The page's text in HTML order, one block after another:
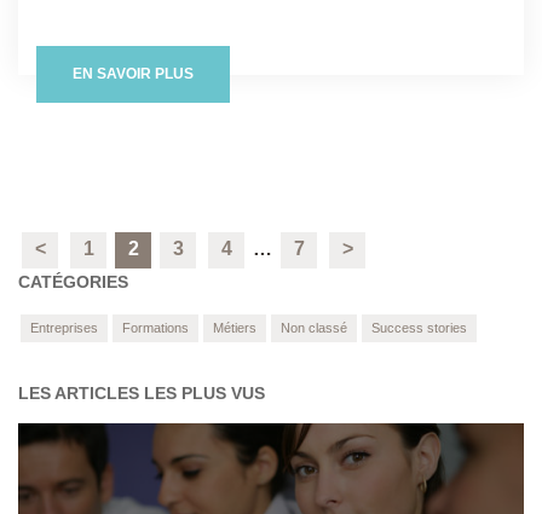
EN SAVOIR PLUS
< 1 2 3 4 … 7 >
CATÉGORIES
Entreprises Formations Métiers Non classé Success stories
LES ARTICLES LES PLUS VUS